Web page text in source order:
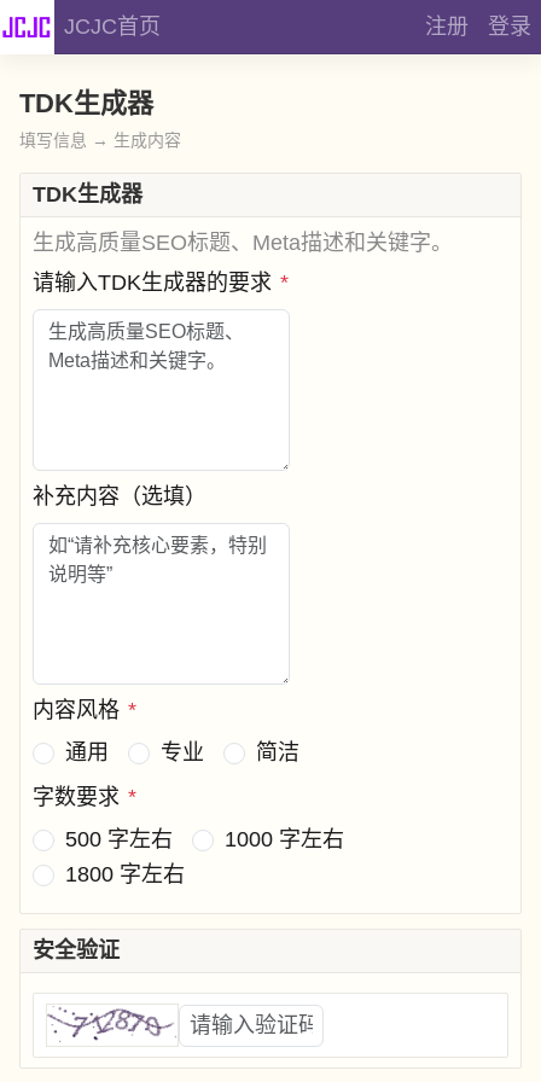
JCJC首页 注册 登录
TDK生成器
填写信息 → 生成内容
TDK生成器
生成高质量SEO标题、Meta描述和关键字。
请输入TDK生成器的要求 *
补充内容（选填）
内容风格 *
通用
专业
简洁
字数要求 *
500 字左右
1000 字左右
1800 字左右
安全验证